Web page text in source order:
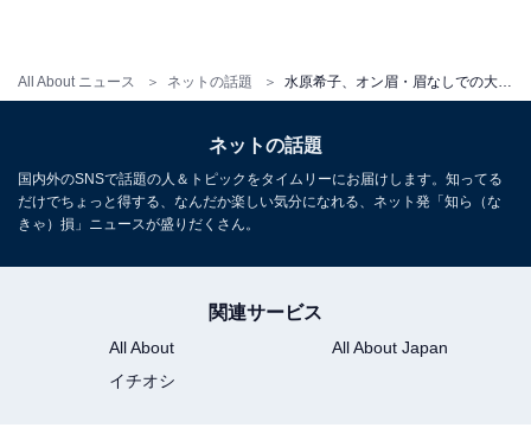
All About ニュース ネットの話題 水原希子、オン眉・眉なしでの大胆露出モデルショット披露！ 「いつだって最高です」「キコにしか出来ないこと」
ネットの話題
国内外のSNSで話題の人＆トピックをタイムリーにお届けします。知ってる
だけでちょっと得する、なんだか楽しい気分になれる、ネット発「知ら（な
きゃ）損」ニュースが盛りだくさん。
関連サービス
All About
All About Japan
イチオシ